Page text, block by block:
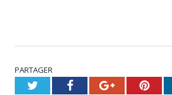
PARTAGER
TwitterFacebookGoogle+